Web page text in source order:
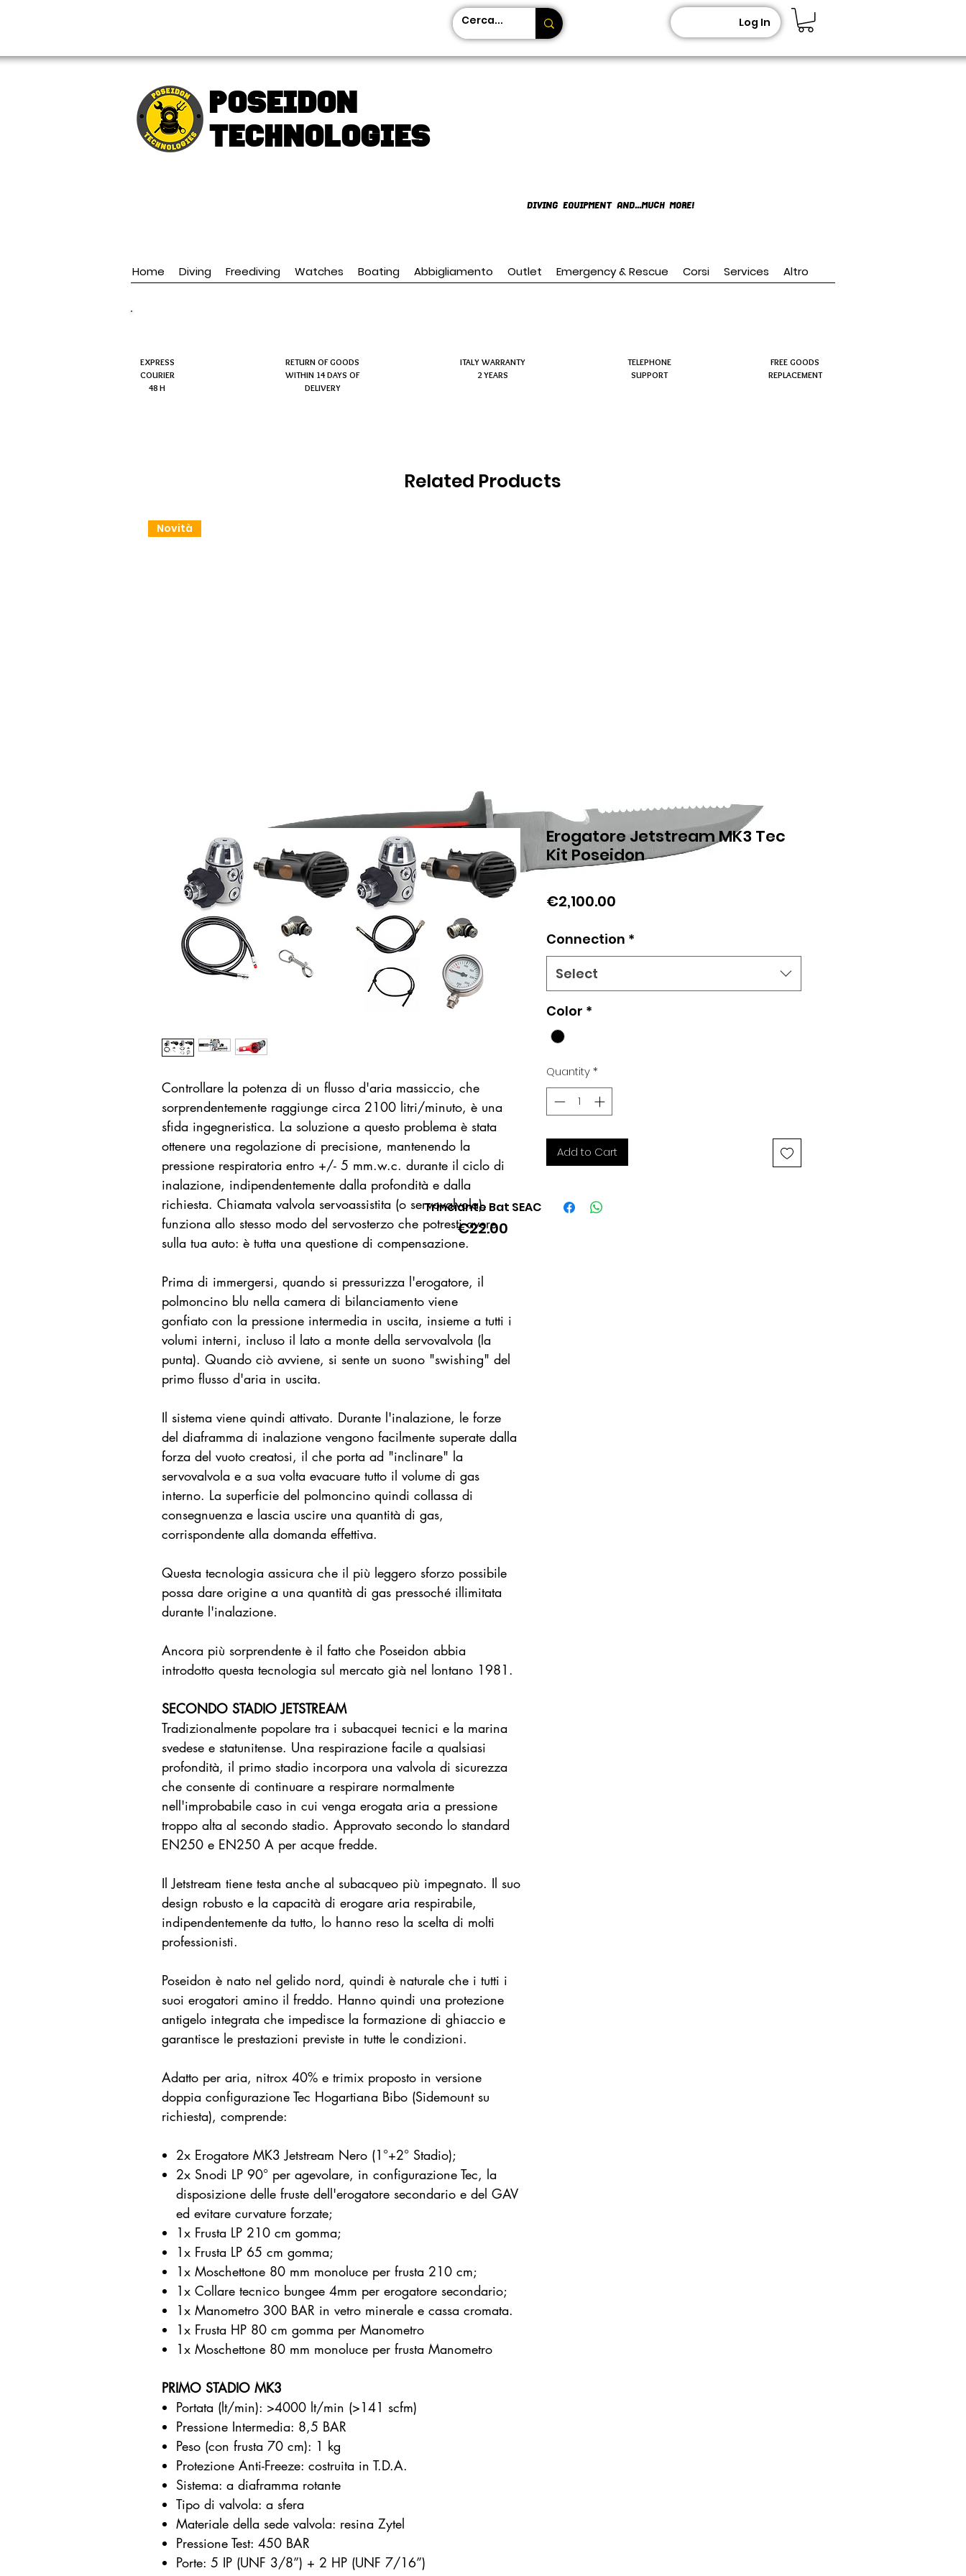
Log In
Poseidon
TECHNOLOGIES
DIVING EQUIPMENT AND...MUCH MORE!
Home Diving Freediving Watches Boating Abbigliamento Outlet Emergency & Rescue Corsi Services Altro
EXPRESS
COURIER
48 H
RETURN OF GOODS
WITHIN 14 DAYS OF
DELIVERY
ITALY WARRANTY
2 YEARS
TELEPHONE
SUPPORT
FREE GOODS
REPLACEMENT
Related Products
Quick View
Novità
Trinciante Bat SEAC
Price
€22.00
Controllare la potenza di un flusso d'aria massiccio, che
sorprendentemente raggiunge circa 2100 litri/minuto, è una
sfida ingegneristica. La soluzione a questo problema è stata
ottenere una regolazione di precisione, mantenendo la
pressione respiratoria entro +/- 5 mm.w.c. durante il ciclo di
inalazione, indipendentemente dalla profondità e dalla
richiesta. Chiamata valvola servoassistita (o servovalvola),
funziona allo stesso modo del servosterzo che potresti avere
sulla tua auto: è tutta una questione di compensazione.
Prima di immergersi, quando si pressurizza l'erogatore, il
polmoncino blu nella camera di bilanciamento viene
gonfiato con la pressione intermedia in uscita, insieme a tutti i
volumi interni, incluso il lato a monte della servovalvola (la
punta). Quando ciò avviene, si sente un suono "swishing" del
primo flusso d'aria in uscita.
Il sistema viene quindi attivato. Durante l'inalazione, le forze
del diaframma di inalazione vengono facilmente superate dalla
forza del vuoto creatosi, il che porta ad "inclinare" la
servovalvola e a sua volta evacuare tutto il volume di gas
interno. La superficie del polmoncino quindi collassa di
consegnuenza e lascia uscire una quantità di gas,
corrispondente alla domanda effettiva.
Questa tecnologia assicura che il più leggero sforzo possibile
possa dare origine a una quantità di gas pressoché illimitata
durante l'inalazione.
Ancora più sorprendente è il fatto che Poseidon abbia
introdotto questa tecnologia sul mercato già nel lontano 1981.
SECONDO STADIO JETSTREAM
Tradizionalmente popolare tra i subacquei tecnici e la marina
svedese e statunitense. Una respirazione facile a qualsiasi
profondità, il primo stadio incorpora una valvola di sicurezza
che consente di continuare a respirare normalmente
nell'improbabile caso in cui venga erogata aria a pressione
troppo alta al secondo stadio. Approvato secondo lo standard
EN250 e EN250 A per acque fredde.
Il Jetstream tiene testa anche al subacqueo più impegnato. Il suo
design robusto e la capacità di erogare aria respirabile,
indipendentemente da tutto, lo hanno reso la scelta di molti
professionisti.
Poseidon è nato nel gelido nord, quindi è naturale che i tutti i
suoi erogatori amino il freddo. Hanno quindi una protezione
antigelo integrata che impedisce la formazione di ghiaccio e
garantisce le prestazioni previste in tutte le condizioni.
Adatto per aria, nitrox 40% e trimix proposto in versione
doppia configurazione Tec Hogartiana Bibo (Sidemount su
richiesta), comprende:
2x Erogatore MK3 Jetstream Nero (1°+2° Stadio);
2x Snodi LP 90° per agevolare, in configurazione Tec, la
disposizione delle fruste dell'erogatore secondario e del GAV
ed evitare curvature forzate;
1x Frusta LP 210 cm gomma;
1x Frusta LP 65 cm gomma;
1x Moschettone 80 mm monoluce per frusta 210 cm;
1x Collare tecnico bungee 4mm per erogatore secondario;
1x Manometro 300 BAR in vetro minerale e cassa cromata.
1x Frusta HP 80 cm gomma per Manometro
1x Moschettone 80 mm monoluce per frusta Manometro
PRIMO STADIO MK3
Portata (lt/min): >4000 lt/min (>141 scfm)
Pressione Intermedia: 8,5 BAR
Peso (con frusta 70 cm): 1 kg
Protezione Anti-Freeze: costruita in T.D.A.
Sistema: a diaframma rotante
Tipo di valvola: a sfera
Materiale della sede valvola: resina Zytel
Pressione Test: 450 BAR
Porte: 5 IP (UNF 3/8”) + 2 HP (UNF 7/16”)
Erogatore Jetstream MK3 Tec
Kit Poseidon
€2,100.00
Connection *
Select
Color *
Quantity*
Add to Cart